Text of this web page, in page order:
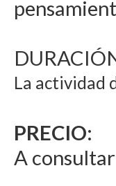
La actividad
PRECIO:
A consultar